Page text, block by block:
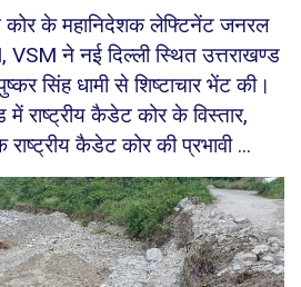
कोर के महानिदेशक लेफ्टिनेंट जनरल
VSM ने नई दिल्ली स्थित उत्तराखण्ड
सिंह धामी से शिष्टाचार भेंट की।
राष्ट्रीय कैडेट कोर के विस्तार,
राष्ट्रीय कैडेट कोर की प्रभावी ...